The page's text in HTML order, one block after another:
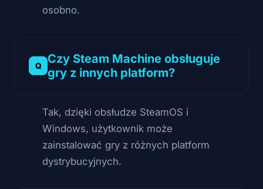
osobno.
Czy Steam Machine obsługuje
gry z innych platform?
Tak, dzięki obsłudze SteamOS i
Windows, użytkownik może
zainstalować gry z różnych platform
dystrybucyjnych.